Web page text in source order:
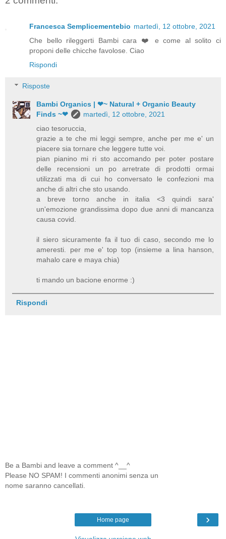
Francesca Semplicementebio martedì, 12 ottobre, 2021
Che bello rileggerti Bambi cara ❤️ e come al solito ci
proponi delle chicche favolose. Ciao
Rispondi
Risposte
Bambi Organics | ❤~ Natural + Organic Beauty
Finds ~❤
martedì, 12 ottobre, 2021
ciao tesoruccia,
grazie a te che mi leggi sempre, anche per me e' un
piacere sia tornare che leggere tutte voi.
pian pianino mi ri sto accomando per poter postare
delle recensioni un po arretrate di prodotti ormai
utilizzati ma di cui ho conversato le confezioni ma
anche di altri che sto usando.
a breve torno anche in italia <3 quindi sara'
un'emozione grandissima dopo due anni di mancanza
causa covid.
il siero sicuramente fa il tuo di caso, secondo me lo
ameresti. per me e' top top (insieme a lina hanson,
mahalo care e maya chia)
ti mando un bacione enorme :)
Rispondi
Be a Bambi and leave a comment ^__^
Please NO SPAM! I commenti anonimi senza un
nome saranno cancellati.
›
Home page